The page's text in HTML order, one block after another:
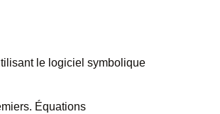
le logiciel symbolique
Équations